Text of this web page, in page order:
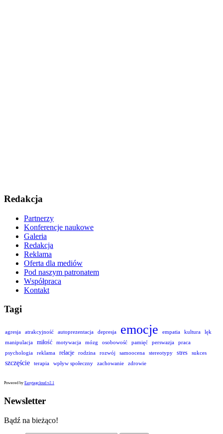
Redakcja
Partnerzy
Konferencje naukowe
Galeria
Redakcja
Reklama
Oferta dla mediów
Pod naszym patronatem
Współpraca
Kontakt
Tagi
agresja atrakcyjność autoprezentacja depresja emocje empatia kultura
lęk
manipulacja
miłość motywacja mózg osobowość pamięć perswazja
praca
psychologia
reklama relacje rodzina rozwój samoocena stereotypy stres sukces
szczęście terapia wpływ społeczny zachowanie zdrowie
Powered by Easytagcloud v2.1
Newsletter
Bądź na bieżąco!